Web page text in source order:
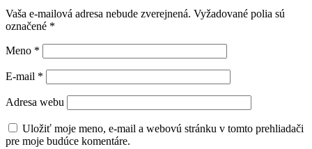
Vaša e-mailová adresa nebude zverejnená. Vyžadované polia sú
označené *
Meno *
E-mail *
Adresa webu
Uložiť moje meno, e-mail a webovú stránku v tomto prehliadači
pre moje budúce komentáre.